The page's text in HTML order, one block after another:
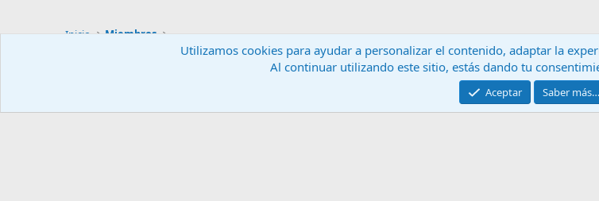
Inicio Miembros
Community platform by XenForo® © 2010-
Utilizamos cookies para ayudar a personalizar el contenido, adaptar la
Al continuar utilizando este sitio, estás dando tu
Aceptar Saber más…